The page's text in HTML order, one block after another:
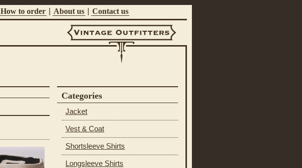
How to order About us Contact us
Categories
Jacket
Vest & Coat
Shortsleeve Shirts
Longsleeve Shirts